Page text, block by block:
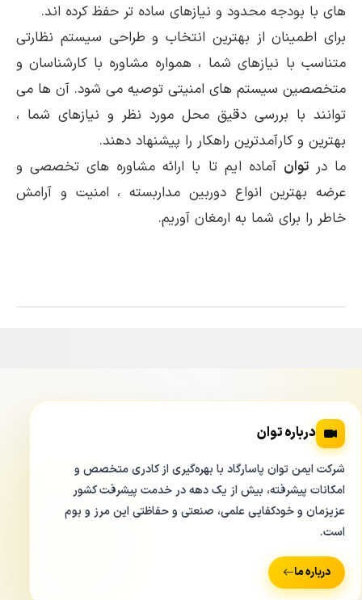
های با بودجه محدود و نیازهای ساده تر حفظ کرده اند.
برای اطمینان از بهترین انتخاب و طراحی سیستم نظارتی
متناسب با نیازهای شما ، همواره مشاوره با کارشناسان و
متخصصین سیستم های امنیتی توصیه می شود. آن ها می
توانند با بررسی دقیق محل مورد نظر و نیازهای شما ،
بهترین و کارآمدترین راهکار را پیشنهاد دهند.
ما درتوان آماده ایم تا با ارائه مشاوره های تخصصی و
عرضه بهترین انواع دوربین مداربسته ، امنیت و آرامش
خاطر را برای شما به ارمغان آوریم.
درباره توان
شرکت ایمن توان پاسارگاد با بهره‌گیری از کادری متخصص و
امکانات پیشرفته، بیش از یک دهه در خدمت پیشرفت کشور
عزیزمان و خودکفایی علمی، صنعتی و حفاظتی این مرز و بوم
است.
درباره ما